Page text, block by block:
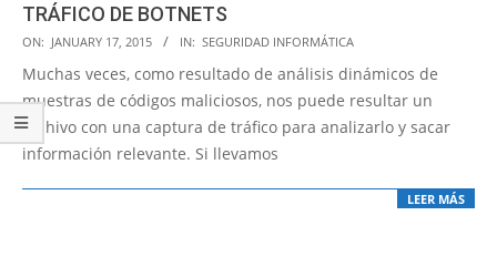
TRÁFICO DE BOTNETS
2015-
01-
ON: JANUARY 17, 2015 IN: SEGURIDAD INFORMÁTICA
Muchas veces, como resultado de análisis dinámicos de
muestras de códigos maliciosos, nos puede resultar un
archivo con una captura de tráfico para analizarlo y sacar
información relevante. Si llevamos
LEER MÁS